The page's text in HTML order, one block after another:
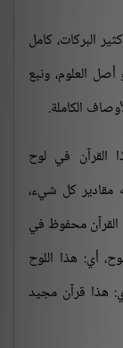
قرآن كثير البركات، كامل
العلوم، ونبع
الكاملة.
أي: هذا القرآن في لوح
مقادير كل شيء،
محفوظ في
أي: هذا اللوح
هذا قرآن مجيد